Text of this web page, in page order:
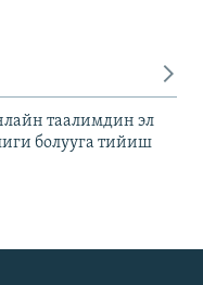
таалимдин эл
болууга тийиш